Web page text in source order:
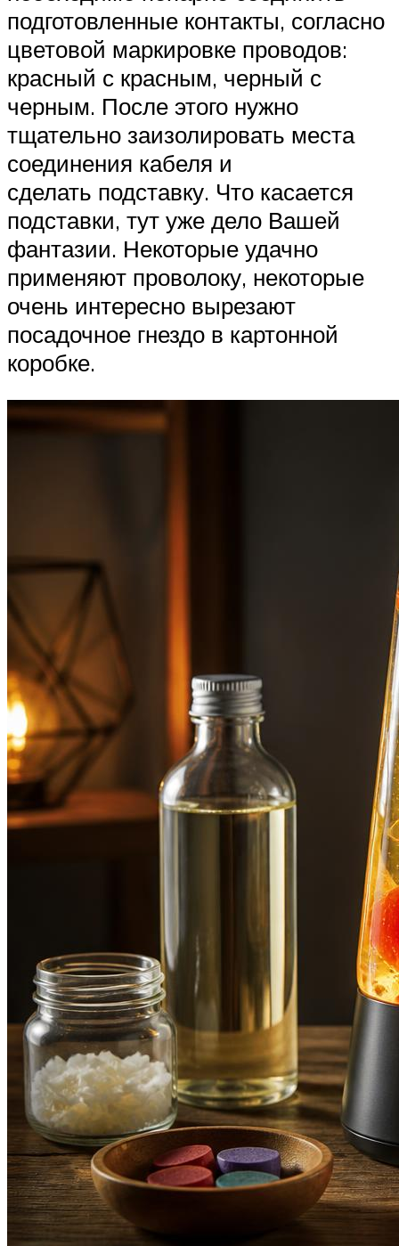
подготовленные контакты, согласно
цветовой маркировке проводов:
красный с красным, черный с
черным. После этого нужно
тщательно заизолировать места
соединения кабеля и
сделать подставку. Что касается
подставки, тут уже дело Вашей
фантазии. Некоторые удачно
применяют проволоку, некоторые
очень интересно вырезают
посадочное гнездо в картонной
коробке.